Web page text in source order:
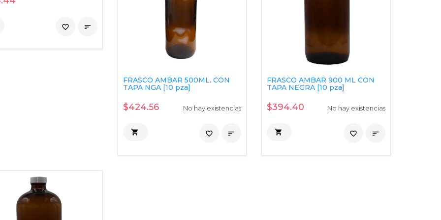

favorite_border
FRASCO AMBAR 500ML. CON
TAPA NGA [10 pza]
$424.56 No hay existencias
 
favorite_border
FRASCO AMBAR 900 ML CON
TAPA NEGRA [10 pza]
$394.40 No hay existencias
 
favorite_border